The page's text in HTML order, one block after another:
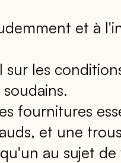
et à
les
fournitures
et une
au sujet